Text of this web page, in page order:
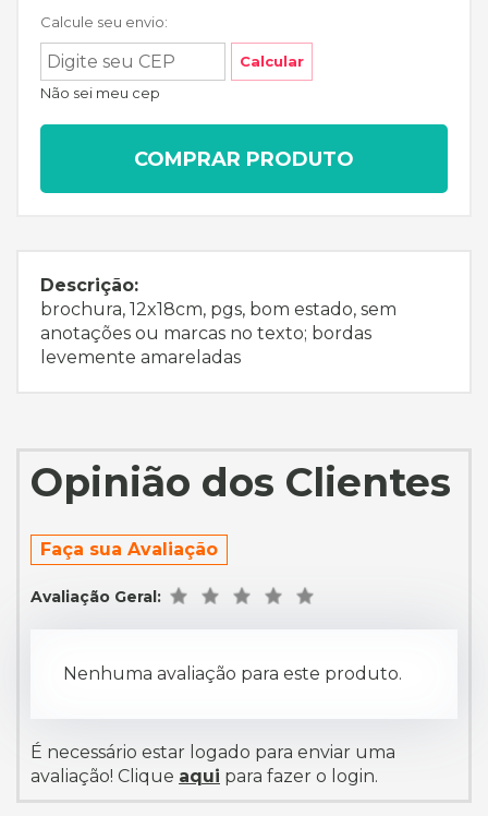
Calcule seu envio:
Calcular
Não sei meu cep
COMPRAR PRODUTO
Descrição:
brochura, 12x18cm, pgs, bom estado, sem
anotações ou marcas no texto; bordas
levemente amareladas
Opinião dos Clientes
Faça sua Avaliação
Avaliação Geral:
Nenhuma avaliação para este produto.
É necessário estar logado para enviar uma
avaliação! Clique aqui para fazer o login.